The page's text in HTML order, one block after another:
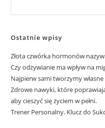
Ostatnie wpisy
Złota czwórka hormonów
Czy odżywianie ma wpływ na
Najpierw sami tworzymy
Zdrowe nawyki, które
aby cieszyć się życiem w pełni.
Trener Personalny. Klucz do